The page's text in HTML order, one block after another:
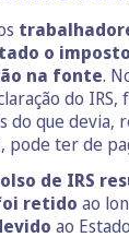
o imposto
na fonte.
do IRS,
do que devia,
pode ter de
de IRS
retido ao
ao